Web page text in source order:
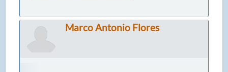
Marco Antonio Flores